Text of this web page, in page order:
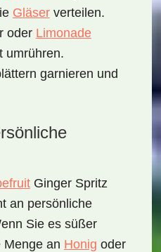
Gläserverteilen.
oder Limonade
umrühren.
garnieren und
Ginger Spritz
an persönliche
Sie es süßer
Menge an Honig oder